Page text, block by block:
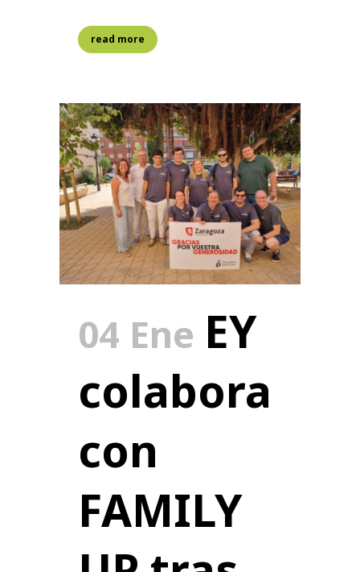
read more
04 Ene EY
colabora
con
FAMILY